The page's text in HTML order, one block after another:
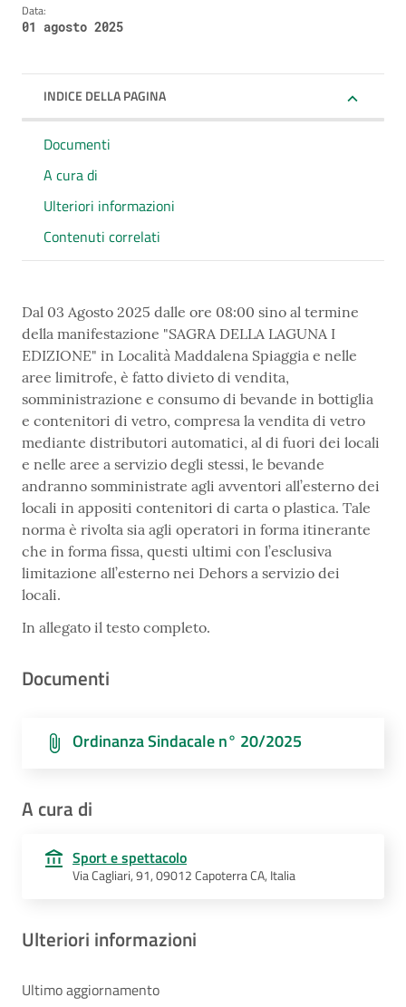
Data:
01 agosto 2025
INDICE DELLA PAGINA
Documenti
A cura di
Ulteriori informazioni
Contenuti correlati
Dal 03 Agosto 2025 dalle ore 08:00 sino al termine
della manifestazione "SAGRA DELLA LAGUNA I
EDIZIONE" in Località Maddalena Spiaggia e nelle
aree limitrofe, è fatto divieto di vendita,
somministrazione e consumo di bevande in bottiglia
e contenitori di vetro, compresa la vendita di vetro
mediante distributori automatici, al di fuori dei locali
e nelle aree a servizio degli stessi, le bevande
andranno somministrate agli avventori all’esterno dei
locali in appositi contenitori di carta o plastica. Tale
norma è rivolta sia agli operatori in forma itinerante
che in forma fissa, questi ultimi con l’esclusiva
limitazione all’esterno nei Dehors a servizio dei
locali.
In allegato il testo completo.
Documenti
Ordinanza Sindacale n° 20/2025
A cura di
Sport e spettacolo
Via Cagliari, 91, 09012 Capoterra CA, Italia
Ulteriori informazioni
Ultimo aggiornamento